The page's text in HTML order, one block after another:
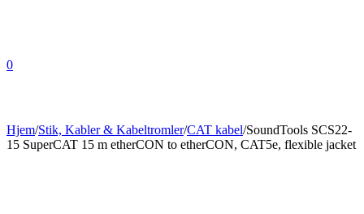
0
Hjem/Stik, Kabler & Kabeltromler/CAT kabel/SoundTools SCS22-
15 SuperCAT 15 m etherCON to etherCON, CAT5e, flexible jacket